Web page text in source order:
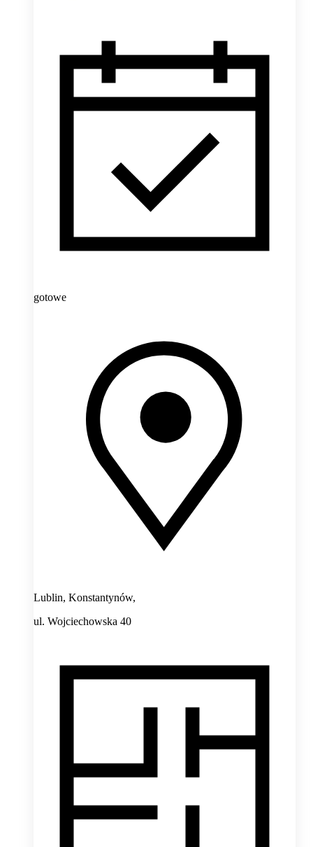
gotowe
Lublin, Konstantynów,
ul. Wojciechowska 40